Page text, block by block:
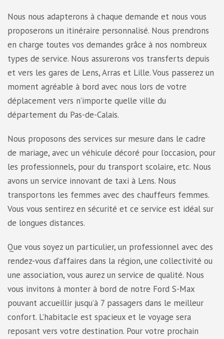
Nous nous adapterons à chaque demande et nous vous
proposerons un itinéraire personnalisé. Nous prendrons
en charge toutes vos demandes grâce à nos nombreux
types de service. Nous assurerons vos transferts depuis
et vers les gares de Lens, Arras et Lille. Vous passerez un
moment agréable à bord avec nous lors de votre
déplacement vers n’importe quelle ville du
département du Pas-de-Calais.
Nous proposons des services sur mesure dans le cadre
de mariage, avec un véhicule décoré pour l’occasion, pour
les professionnels, pour du transport scolaire, etc. Nous
avons un service innovant de taxi à Lens. Nous
transportons les femmes avec des chauffeurs femmes.
Vous vous sentirez en sécurité et ce service est idéal sur
de longues distances.
Que vous soyez un particulier, un professionnel avec des
rendez-vous d’affaires dans la région, une collectivité ou
une association, vous aurez un service de qualité. Nous
vous invitons à monter à bord de notre Ford S-Max
pouvant accueillir jusqu’à 7 passagers dans le meilleur
confort. L’habitacle est spacieux et le voyage sera
reposant vers votre destination. Pour votre prochain